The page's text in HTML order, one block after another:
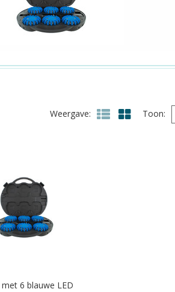
Weergave Toon
6 blauwe LED